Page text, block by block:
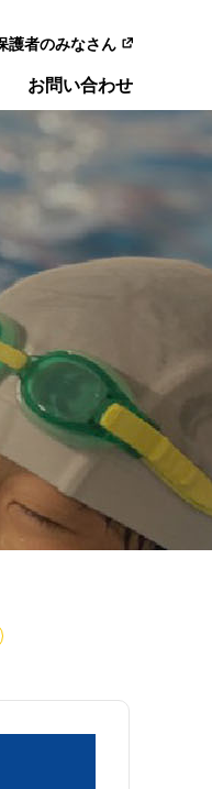
護者のみなさん
お問い合わせ